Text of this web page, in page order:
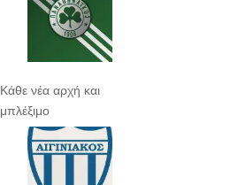
Κάθε νέα αρχή και
μπλέξιμο